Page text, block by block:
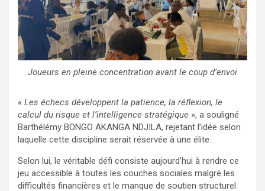
Joueurs en pleine concentration avant le coup d’envoi
« Les échecs développent la patience, la réflexion, le
calcul du risque et l’intelligence stratégique », a souligné
Barthélémy BONGO AKANGA NDJILA, rejetant l’idée selon
laquelle cette discipline serait réservée à une élite.
Selon lui, le véritable défi consiste aujourd’hui à rendre ce
jeu accessible à toutes les couches sociales malgré les
difficultés financières et le manque de soutien structurel.